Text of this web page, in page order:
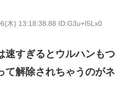
木) 13:18:38.88 ID:G3u+I5Lx0
速すぎるとウルハンもつ
て解除されちゃうのがネ